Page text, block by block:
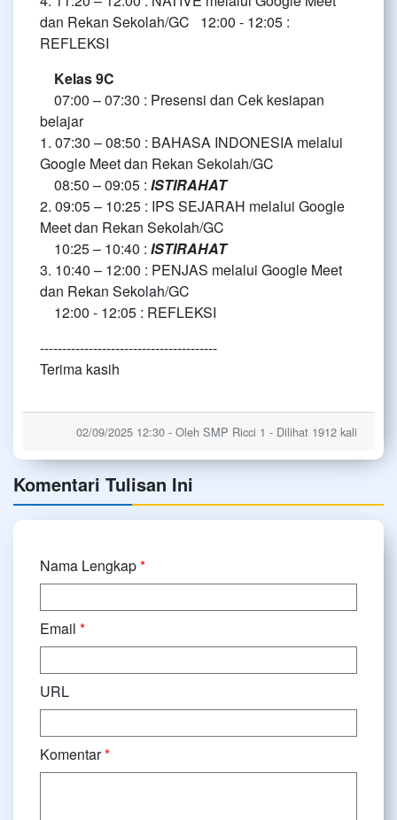
dan Rekan Sekolah/GC 12:00 - 12:05 :
REFLEKSI
Kelas 9C
07:00 – 07:30 : Presensi dan Cek kesiapan
belajar
1. 07:30 – 08:50 : BAHASA INDONESIA melalui
Google Meet dan Rekan Sekolah/GC
08:50 – 09:05 : ISTIRAHAT
2. 09:05 – 10:25 : IPS SEJARAH melalui Google
Meet dan Rekan Sekolah/GC
10:25 – 10:40 : ISTIRAHAT
3. 10:40 – 12:00 : PENJAS melalui Google Meet
dan Rekan Sekolah/GC
12:00 - 12:05 : REFLEKSI
----------------------------------------
Terima kasih
02/09/2025 12:30 - Oleh SMP Ricci 1 - Dilihat 1912 kali
Komentari Tulisan Ini
Nama Lengkap*
Email *
URL
Komentar*